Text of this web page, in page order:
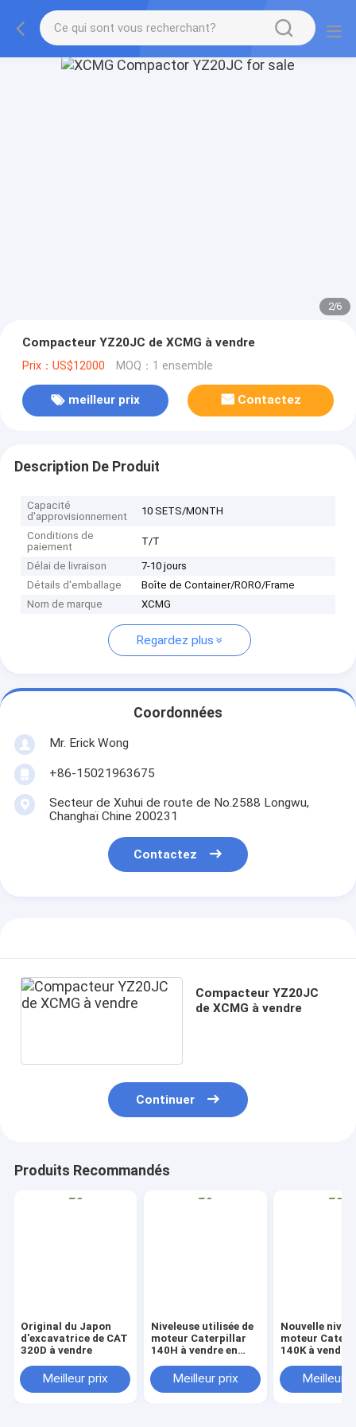
2/6
Compacteur YZ20JC de XCMG à vendre
Prix：US$12000 MOQ：1 ensemble
meilleur prix Contactez
Description De Produit
Capacité
d'approvisionnement
10 SETS/MONTH
Conditions de
paiement
T/T
Délai de livraison
7-10 jours
Détails d'emballage
Boîte de Container/RORO/Frame
Nom de marque
XCMG
Regardez plus
Coordonnées
Mr. Erick Wong
+86-15021963675
Secteur de Xuhui de route de No.2588 Longwu,
Changhaï Chine 200231
Contactez
Compacteur YZ20JC
de XCMG à vendre
Continuer
Produits Recommandés
Original du Japon
d'excavatrice de CAT
320D à vendre
Meilleur prix
Niveleuse utilisée de
moteur Caterpillar
140H à vendre en
Meilleur prix
Nouvelle
moteur
140K à vendre
Meilleur